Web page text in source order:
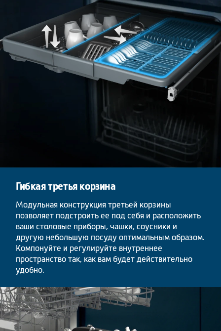
Гибкая третья корзина
Модульная конструкция третьей корзины
позволяет подстроить ее под себя и расположить
ваши столовые приборы, чашки, соусники и
другую небольшую посуду оптимальным образом.
Компонуйте и регулируйте внутреннее
пространство так, как вам будет действительно
удобно.